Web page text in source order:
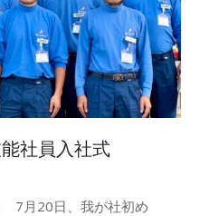
社員入社式
7月20日、我が社初め